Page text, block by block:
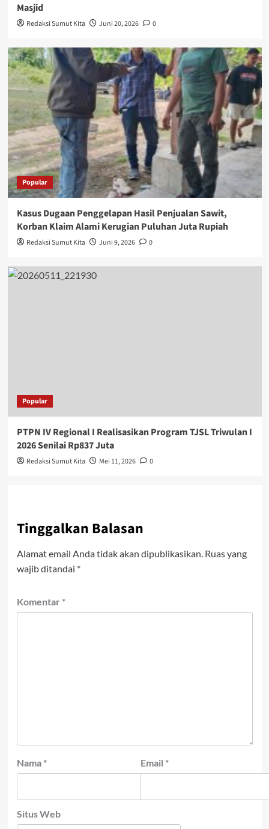
Masjid
Redaksi Sumut Kita Juni 20, 2026 0
Popular
Kasus Dugaan Penggelapan Hasil Penjualan Sawit,
Korban Klaim Alami Kerugian Puluhan Juta Rupiah
Redaksi Sumut Kita Juni 9, 2026 0
Popular
PTPN IV Regional I Realisasikan Program TJSL Triwulan I
2026 Senilai Rp837 Juta
Redaksi Sumut Kita Mei 11, 2026 0
Tinggalkan Balasan
Alamat email Anda tidak akan dipublikasikan. Ruas yang
wajib ditandai *
Komentar *
Nama * Email *
Situs Web